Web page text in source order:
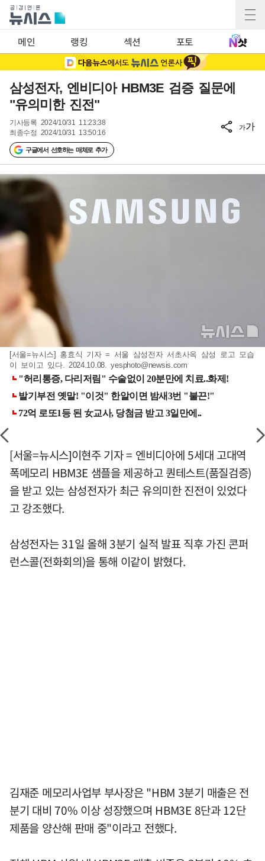
메인 랭킹 섹션 포토
삼성전자, 엔비디아 HBM3E 검증 질문에
"유의미한 진전"
기사등록 2024/10/31 11:23:38
최종수정 2024/10/31 13:50:16
구글에서 선호하는 매체로 추가
가가
[서울=뉴시스] 홍효식 기자 = 서울 삼성전자 서초사옥 삼성 로고 모습
이 보이고 있다. 2024.10.08.yesphoto@newsis.com
[서울=뉴시스]이현주 기자 = 엔비디아에 5세대 고대역
폭메모리 HBM3E 샘플을 제공하고 퀀테스트(품질검증)
을 받고 있는 삼성전자가 최근 유의미한 진전이 있었다
고 강조했다.
삼성전자는 31일 올해 3분기 실적 발표 직후 가진 콘퍼
런스콜(전화회의)을 통해 이같이 밝혔다.
김재준 메모리사업부 부사장은 "HBM 3분기 매출은 전
분기 대비 70% 이상 성장했으며 HBM3E 8단과 12단
제품을 양산해 판매 중"이라고 전했다.